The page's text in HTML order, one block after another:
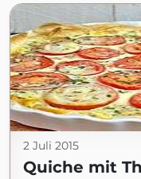
2 Juli 2015
Quiche mit